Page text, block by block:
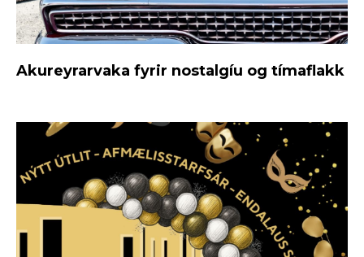
Akureyrarvaka fyrir nostalgíu og tímaflakk